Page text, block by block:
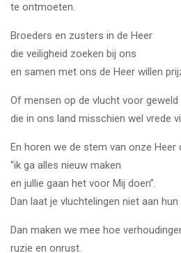
te ontmoeten.
Broeders en zusters in de Heer
die veiligheid zoeken bij ons
en samen met ons de Heer willen
Of mensen op de vlucht voor geweld
die in ons land misschien wel vrede
En horen we de stem van onze Heer
“ik ga alles nieuw maken
en jullie gaan het voor Mij doen”.
Dan laat je vluchtelingen niet aan hun
Dan maken we mee hoe
ruzie en onrust.